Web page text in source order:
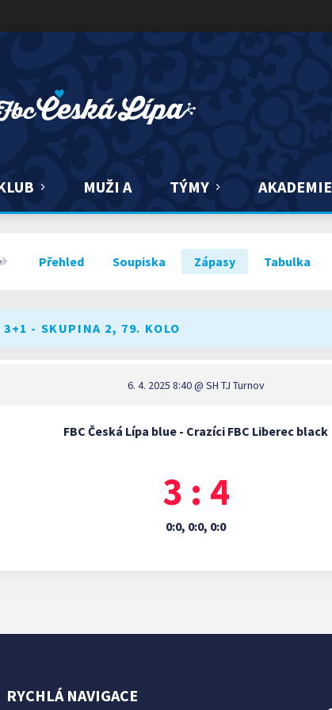
MUŽI A TÝMY AKADEMIE
Přehled Soupiska Zápasy Tabulka
3+1 - SKUPINA 2, 79. KOLO
6. 4. 2025 8:40@ SH TJ Turnov
FBC Česká Lípa blue - Crazíci FBC Liberec black
3 : 4
0:0, 0:0, 0:0
RYCHLÁ NAVIGACE